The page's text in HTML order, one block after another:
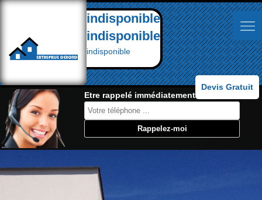
indisponible
indisponible
indisponible
Devis Gratuit
Etre rappelé immédiatement: